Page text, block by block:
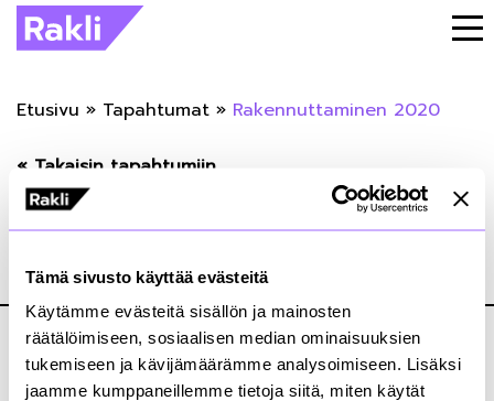
Tämä sivusto käyttää evästeitä
Käytämme evästeitä sisällön ja mainosten
räätälöimiseen, sosiaalisen median ominaisuuksien
tukemiseen ja kävijämäärämme analysoimiseen. Lisäksi
jaamme kumppaneillemme tietoja siitä, miten käytät
Etusivu » Tapahtumat » Rakennuttaminen 2020
« Takaisin tapahtumiin
Rakennuttaminen 2020
26.08.2019